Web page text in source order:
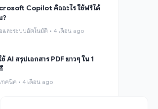
Copilot คืออะไร ใช้ฟรีได้
?
อและระบบอัตโนมัติ • 4 เดือน ago
ช้ AI สรุปเอกสาร PDF ยาวๆ ใน 1
ทคนิค • 4 เดือน ago